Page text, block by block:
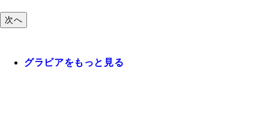
次へ
グラビアをもっと見る